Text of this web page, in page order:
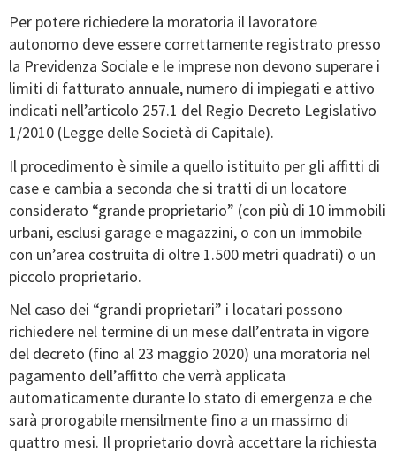
Per potere richiedere la moratoria il lavoratore
autonomo deve essere correttamente registrato presso
la Previdenza Sociale e le imprese non devono superare i
limiti di fatturato annuale, numero di impiegati e attivo
indicati nell’articolo 257.1 del Regio Decreto Legislativo
1/2010 (Legge delle Società di Capitale).
Il procedimento è simile a quello istituito per gli affitti di
case e cambia a seconda che si tratti di un locatore
considerato “grande proprietario” (con più di 10 immobili
urbani, esclusi garage e magazzini, o con un immobile
con un’area costruita di oltre 1.500 metri quadrati) o un
piccolo proprietario.
Nel caso dei “grandi proprietari” i locatari possono
richiedere nel termine di un mese dall’entrata in vigore
del decreto (fino al 23 maggio 2020) una moratoria nel
pagamento dell’affitto che verrà applicata
automaticamente durante lo stato di emergenza e che
sarà prorogabile mensilmente fino a un massimo di
quattro mesi. Il proprietario dovrà accettare la richiesta